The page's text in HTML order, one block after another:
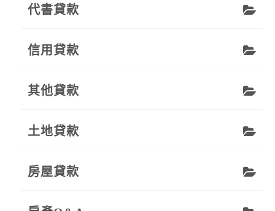
代書貸款
信用貸款
其他貸款
土地貸款
房屋貸款